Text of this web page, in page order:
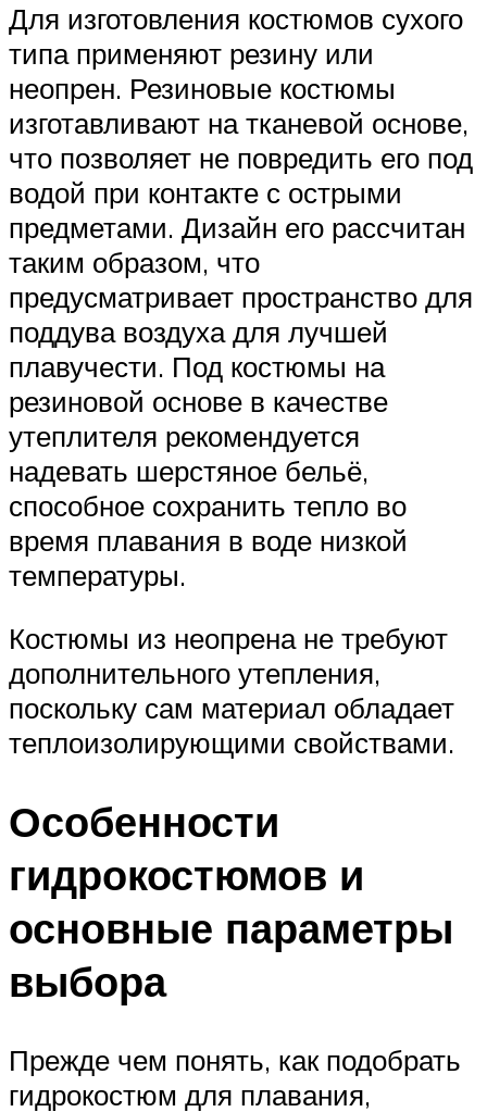
Для изготовления костюмов сухого
типа применяют резину или
неопрен. Резиновые костюмы
изготавливают на тканевой основе,
что позволяет не повредить его под
водой при контакте с острыми
предметами. Дизайн его рассчитан
таким образом, что
предусматривает пространство для
поддува воздуха для лучшей
плавучести. Под костюмы на
резиновой основе в качестве
утеплителя рекомендуется
надевать шерстяное бельё,
способное сохранить тепло во
время плавания в воде низкой
температуры.
Костюмы из неопрена не требуют
дополнительного утепления,
поскольку сам материал обладает
теплоизолирующими свойствами.
Особенности
гидрокостюмов и
основные параметры
выбора
Прежде чем понять, как подобрать
гидрокостюм для плавания,